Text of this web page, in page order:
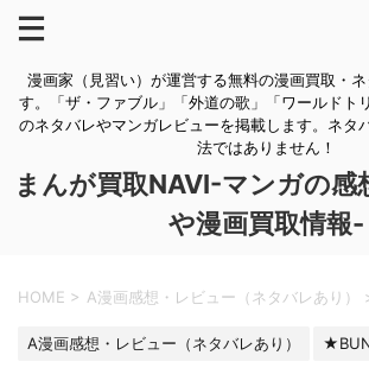
漫画家（見習い）が運営する無料の漫画買取・
す。「ザ・ファブル」「外道の歌」「ワールドト
のネタバレやマンガレビューを掲載します。ネタ
法ではありません！
まんが買取NAVI-マンガの感
や漫画買取情報-
HOME > A漫画感想・レビュー（ネタバレあり）
A漫画感想・レビュー（ネタバレあり）